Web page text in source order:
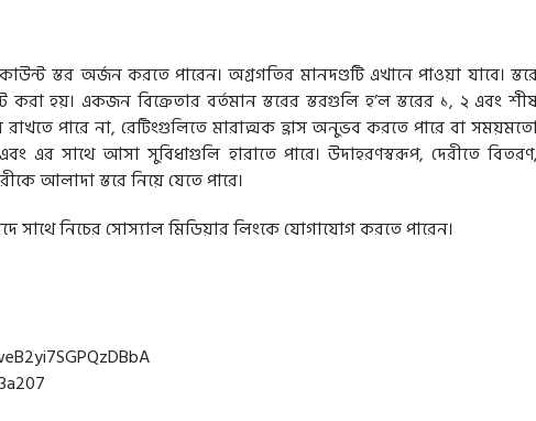
স্তর অর্জন করতে পারেন। অগ্রগতির মানদণ্ডটি এখানে পাওয়া যাবে।
করা হয়। একজন বিক্রেতার বর্তমান স্তরের স্তরগুলি হ’ল স্তরের ১, ২ এবং
রাখতে পারে না, রেটিংগুলিতে মারাত্মক হ্রাস অনুভব করতে পারে বা
এর সাথে আসা সুবিধাগুলি হারাতে পারে। উদাহরণস্বরূপ, দেরীতে বিতরণ,
আলাদা স্তরে নিয়ে যেতে পারে।
নিচের সোস্যাল মিডিয়ার লিংকে যোগাযোগ করতে পারেন।